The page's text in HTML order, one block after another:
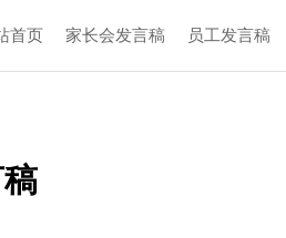
首页 家长会发言稿 员工发言稿